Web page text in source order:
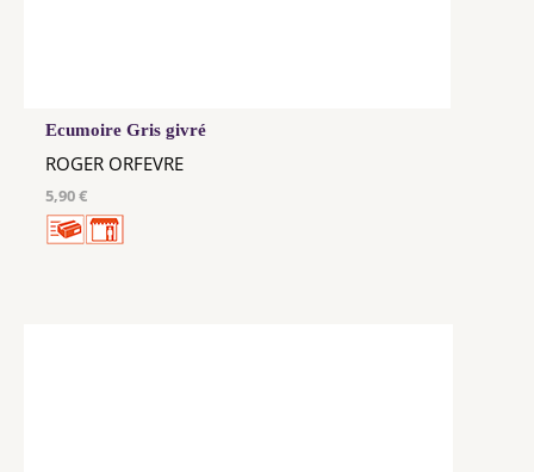
Ecumoire Gris givré
ROGER ORFEVRE
5,90 €